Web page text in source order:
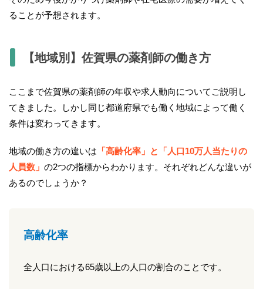
ることが予想されます。
【地域別】佐賀県の薬剤師の働き方
ここまで佐賀県の薬剤師の年収や求人動向についてご説明し
てきました。しかし同じ都道府県でも働く地域によって働く
条件は変わってきます。
地域の働き方の違いは 「高齢化率」と「人口10万人当たりの
人員数」 の2つの指標からわかります。それぞれどんな違いが
あるのでしょうか？
高齢化率
全人口における65歳以上の人口の割合のことです。